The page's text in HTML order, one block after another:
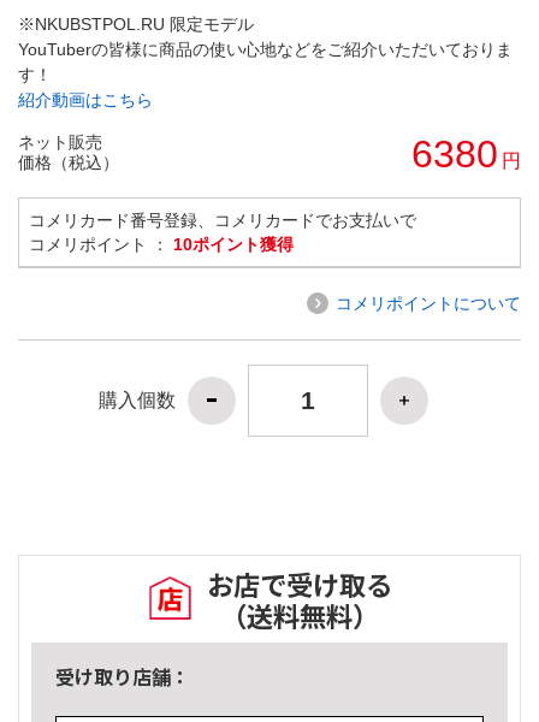
※NKUBSTPOL.RU 限定モデル
YouTuberの皆様に商品の使い心地などをご紹介いただいておりま
す！
紹介動画はこちら
ネット販売
価格（税込）
6380 円
コメリカード番号登録、コメリカードでお支払いで
コメリポイント ： 10ポイント獲得
コメリポイントについて
購入個数
お店で受け取る
（送料無料）
受け取り店舗：